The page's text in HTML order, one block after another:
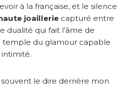
r
n
e
i
à la française, et le silence
joaillerie capturé entre
dualité qui fait l’âme de
temple du glamour capable
intimité.
souvent le dire derrière mon